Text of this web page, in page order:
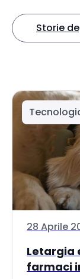
Storie
28 Aprile
Letargia
farmaci